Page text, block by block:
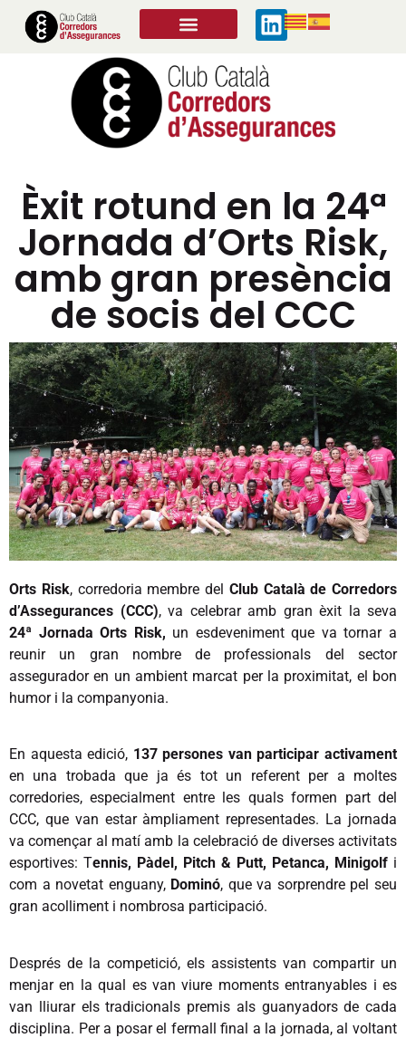
Èxit rotund en la 24ª
Jornada d’Orts Risk,
amb gran presència
de socis del CCC
Orts Risk, corredoria membre del Club Català de Corredors
d’Assegurances (CCC), va celebrar amb gran èxit la seva
24ª Jornada Orts Risk, un esdeveniment que va tornar a
reunir un gran nombre de professionals del sector
assegurador en un ambient marcat per la proximitat, el bon
humor i la companyonia.
En aquesta edició, 137 persones van participar activament
en una trobada que ja és tot un referent per a moltes
corredories, especialment entre les quals formen part del
CCC, que van estar àmpliament representades. La jornada
va començar al matí amb la celebració de diverses activitats
esportives: Tennis, Pàdel, Pitch & Putt, Petanca, Minigolf i
com a novetat enguany, Dominó, que va sorprendre pel seu
gran acolliment i nombrosa participació.
Després de la competició, els assistents van compartir un
menjar en la qual es van viure moments entranyables i es
van lliurar els tradicionals premis als guanyadors de cada
disciplina. Per a posar el fermall final a la jornada, al voltant